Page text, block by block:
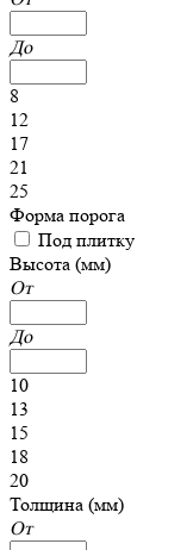
До
8
12
17
21
25
Форма порога
Под плитку
Высота (мм)
От
До
10
13
15
18
20
Толщина (мм)
От